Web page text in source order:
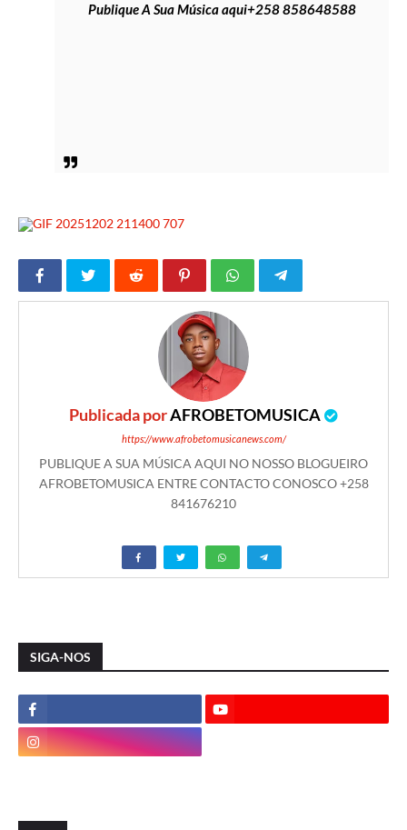
Publique A Sua Música aqui+258 858648588
Publicada porAFROBETOMUSICA
https://www.afrobetomusicanews.com/
PUBLIQUE A SUA MÚSICA AQUI NO NOSSO BLOGUEIRO
AFROBETOMUSICA ENTRE CONTACTO CONOSCO +258
841676210
SIGA-NOS